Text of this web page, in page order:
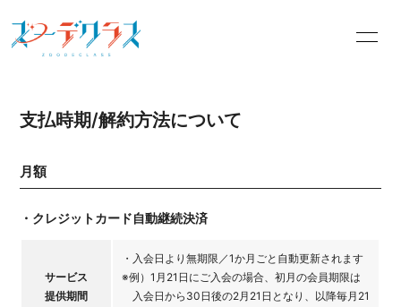
OFFICIALSITE BLOG
MOVIE
PHOTO Q&A
支払時期/解約方法について
月額
・クレジットカード自動継続決済
サービス
提供期間
・入会日より無期限／1か月ごと自動更新されます
※例）1月21日にご入会の場合、初月の会員期限は
入会日から30日後の2月21日となり、以降毎月21